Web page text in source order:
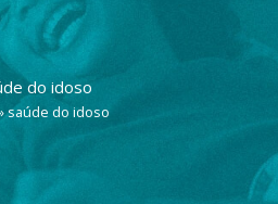
do idoso
saúde do idoso